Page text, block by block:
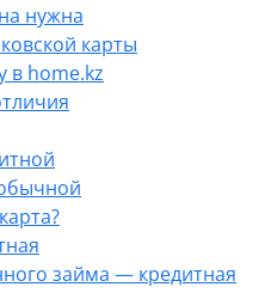
нужна
карты
в home.kz
займа — кредитная